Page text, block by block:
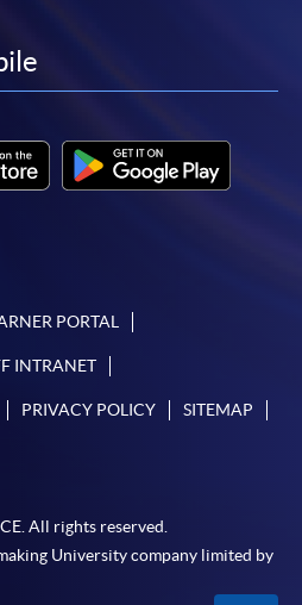
早報讀優惠」。如需享用其他
由於提交課程申請和付款在系
的程序，成功付款並不保證成
成功的申請，課程組職員將儘
付款成功後，網頁將顯示付款
確定回條作日後查詢用途。
因報名人數不足而被取消)及
選的申請人將獲退還已繳交的
linkedin
PORTAL
INTRANET
PRIVACY POLICY SITEMAP
All rights reserved.
University company limited by